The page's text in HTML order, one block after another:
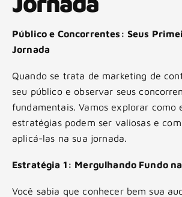
Público e Concorrentes: Seus
Jornada
Quando se trata de marketing de
seu público e observar seus
fundamentais. Vamos explorar como
estratégias podem ser valiosas e
aplicá-las na sua jornada.
Estratégia 1: Mergulhando Fundo
Você sabia que conhecer bem sua